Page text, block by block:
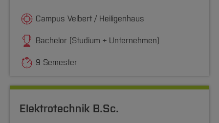
Campus Velbert / Heiligenhaus
Bachelor (Studium + Unternehmen)
9 Semester
Elektrotechnik B.Sc.